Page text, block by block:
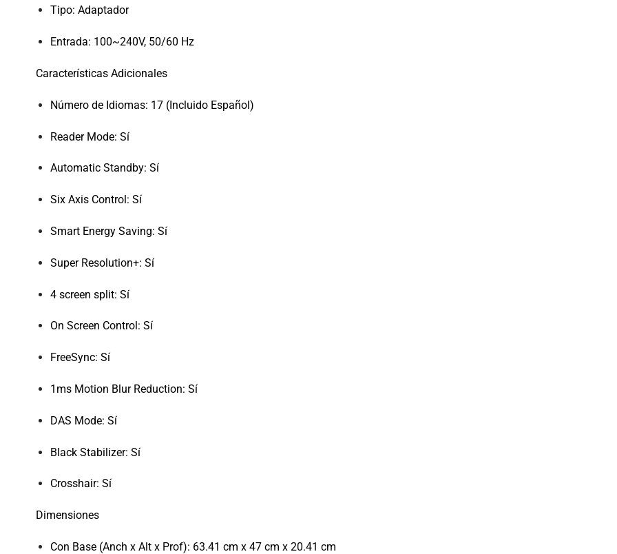
Tipo: Adaptador
Entrada: 100~240V, 50/60 Hz
Características Adicionales
Número de Idiomas: 17 (Incluido Español)
Reader Mode: Sí
Automatic Standby: Sí
Six Axis Control: Sí
Smart Energy Saving: Sí
Super Resolution+: Sí
4 screen split: Sí
On Screen Control: Sí
FreeSync: Sí
1ms Motion Blur Reduction: Sí
DAS Mode: Sí
Black Stabilizer: Sí
Crosshair: Sí
Dimensiones
Con Base (Anch x Alt x Prof): 63.41 cm x 47 cm x 20.41 cm